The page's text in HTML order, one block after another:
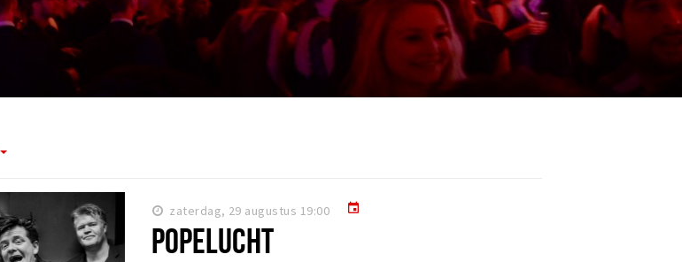
zaterdag, 29 augustus 19:00 event
POPELUCHT